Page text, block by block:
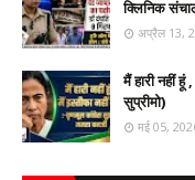
क्लिनिक
अप्रैल 13,
मैं हारी नहीं
सुप्रीमो)
मई 05,